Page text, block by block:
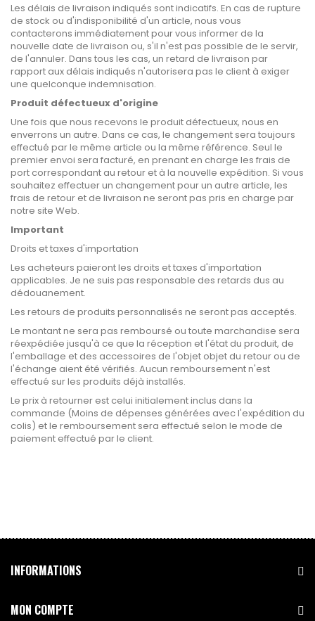
Les délais de livraison indiqués sont indicatifs. En cas de rupture
de stock ou d'indisponibilité d'un article, nous vous
contacterons immédiatement pour vous informer de la
nouvelle date de livraison ou, s'il n'est pas possible de le servir,
de l'annuler. Dans tous les cas, un retard de livraison par
rapport aux délais indiqués n'autorisera pas le client à exiger
une quelconque indemnisation.
Produit défectueux d'origine
Une fois que nous recevons le produit défectueux, nous en
enverrons un autre. Dans ce cas, le changement sera toujours
effectué par le même article ou la même référence. Seul le
premier envoi sera facturé, en prenant en charge les frais de
port correspondant au retour et à la nouvelle expédition. Si vous
souhaitez effectuer un changement pour un autre article, les
frais de retour et de livraison ne seront pas pris en charge par
notre site Web.
Important
Droits et taxes d'importation
Les acheteurs paieront les droits et taxes d'importation
applicables. Je ne suis pas responsable des retards dus au
dédouanement.
Les retours de produits personnalisés ne seront pas acceptés.
Le montant ne sera pas remboursé ou toute marchandise sera
réexpédiée jusqu'à ce que la réception et l'état du produit, de
l'emballage et des accessoires de l'objet objet du retour ou de
l'échange aient été vérifiés. Aucun remboursement n'est
effectué sur les produits déjà installés.
Le prix à retourner est celui initialement inclus dans la
commande (Moins de dépenses générées avec l'expédition du
colis) et le remboursement sera effectué selon le mode de
paiement effectué par le client.
INFORMATIONS
MON COMPTE